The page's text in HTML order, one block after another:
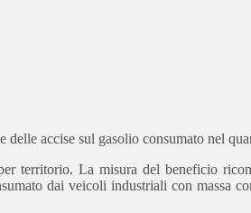
accise sul gasolio consumato nel
territorio. La misura del beneficio
dai veicoli industriali con massa